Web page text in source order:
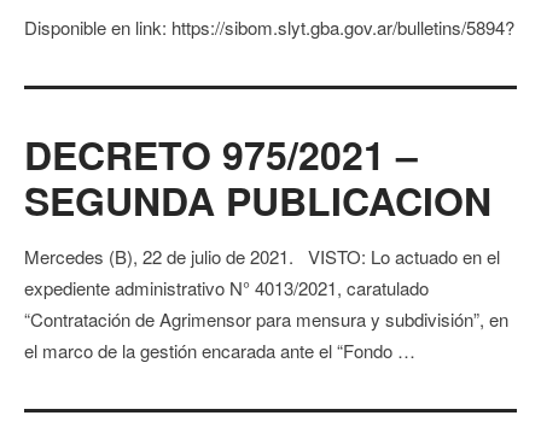
Disponible en link: https://sibom.slyt.gba.gov.ar/bulletins/5894?
DECRETO 975/2021 –
SEGUNDA PUBLICACION
Mercedes (B), 22 de julio de 2021. VISTO: Lo actuado en el
expediente administrativo N° 4013/2021, caratulado
“Contratación de Agrimensor para mensura y subdivisión”, en
el marco de la gestión encarada ante el “Fondo …